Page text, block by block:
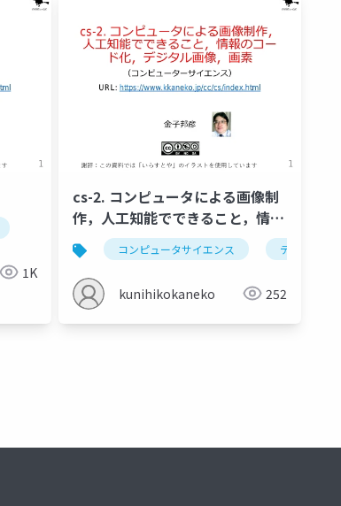
1K
cs-2. コンピュータによる画像制
作，人工知能でできること，情報
のコード化，デジタル画像，画素
コンピュータサイエンス デジタル画像
kunihikokaneko 252